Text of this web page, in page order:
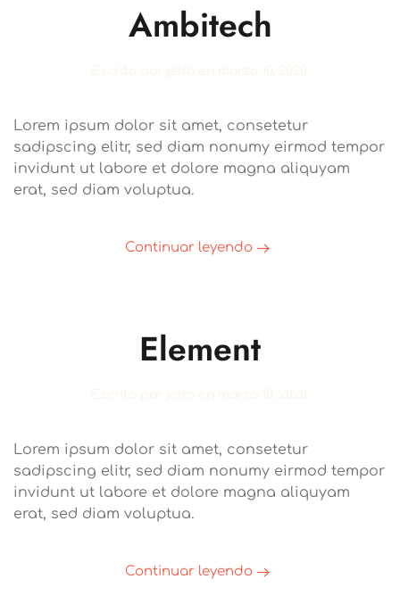
Ambitech
Escrito por jetro en marzo 10, 2020.
Lorem ipsum dolor sit amet, consetetur
sadipscing elitr, sed diam nonumy eirmod tempor
invidunt ut labore et dolore magna aliquyam
erat, sed diam voluptua.
Continuar leyendo
Element
Escrito por jetro en marzo 10, 2020.
Lorem ipsum dolor sit amet, consetetur
sadipscing elitr, sed diam nonumy eirmod tempor
invidunt ut labore et dolore magna aliquyam
erat, sed diam voluptua.
Continuar leyendo